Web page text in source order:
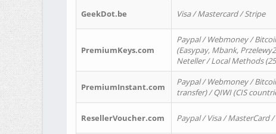
GeekDot.be Visa / Mastercard / Stripe
PremiumKeys.com
Paypal / Webmoney /
(Easypay, Mbank,
Neteller / Local Methods
PremiumInstant.com
Paypal / Webmoney /
transfer) / QIWI (CIS
ResellerVoucher.com Paypal / Visa / MasterCard